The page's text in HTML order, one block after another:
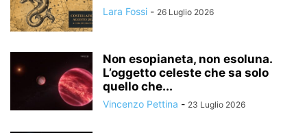
Lara Fossi - 26 Luglio 2026
Non esopianeta, non esoluna.
L’oggetto celeste che sa solo
quello che...
Vincenzo Pettina - 23 Luglio 2026